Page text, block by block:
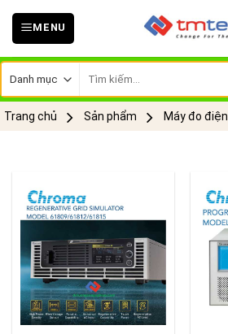
Skip
MENU
kiếm:
Trang chủ Sản phẩm Máy đo điện